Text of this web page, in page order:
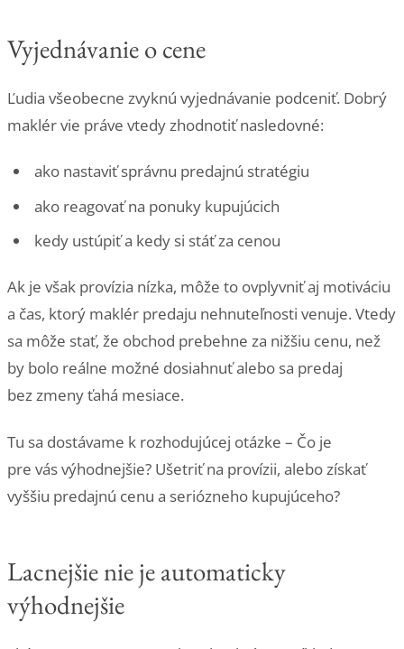
Vyjednávanie o cene
Ľudia všeobecne zvyknú vyjednávanie podceniť. Dobrý
maklér vie práve vtedy zhodnotiť nasledovné:
ako nastaviť správnu predajnú stratégiu
ako reagovať na ponuky kupujúcich
kedy ustúpiť a kedy si stáť za cenou
Ak je však provízia nízka, môže to ovplyvniť aj motiváciu
a čas, ktorý maklér predaju nehnuteľnosti venuje. Vtedy
sa môže stať, že obchod prebehne za nižšiu cenu, než
by bolo reálne možné dosiahnuť alebo sa predaj
bez zmeny ťahá mesiace.
Tu sa dostávame k rozhodujúcej otázke – Čo je
pre vás výhodnejšie? Ušetriť na provízii, alebo získať
vyššiu predajnú cenu a seriózneho kupujúceho?
Lacnejšie nie je automaticky
výhodnejšie